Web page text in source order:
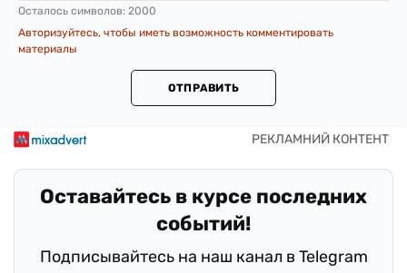
Осталось символов: 2000
Авторизуйтесь, чтобы иметь возможность комментировать
материалы
ОТПРАВИТЬ
Оставайтесь в курсе последних
событий!
Подписывайтесь на наш канал в Telegram